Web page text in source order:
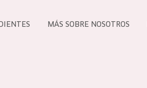
MÁS SOBRE NOSOTROS